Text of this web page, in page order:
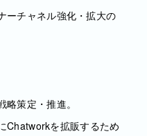
ーチャネル強化・拡大の
策定・推進。
Chatworkを拡販するため